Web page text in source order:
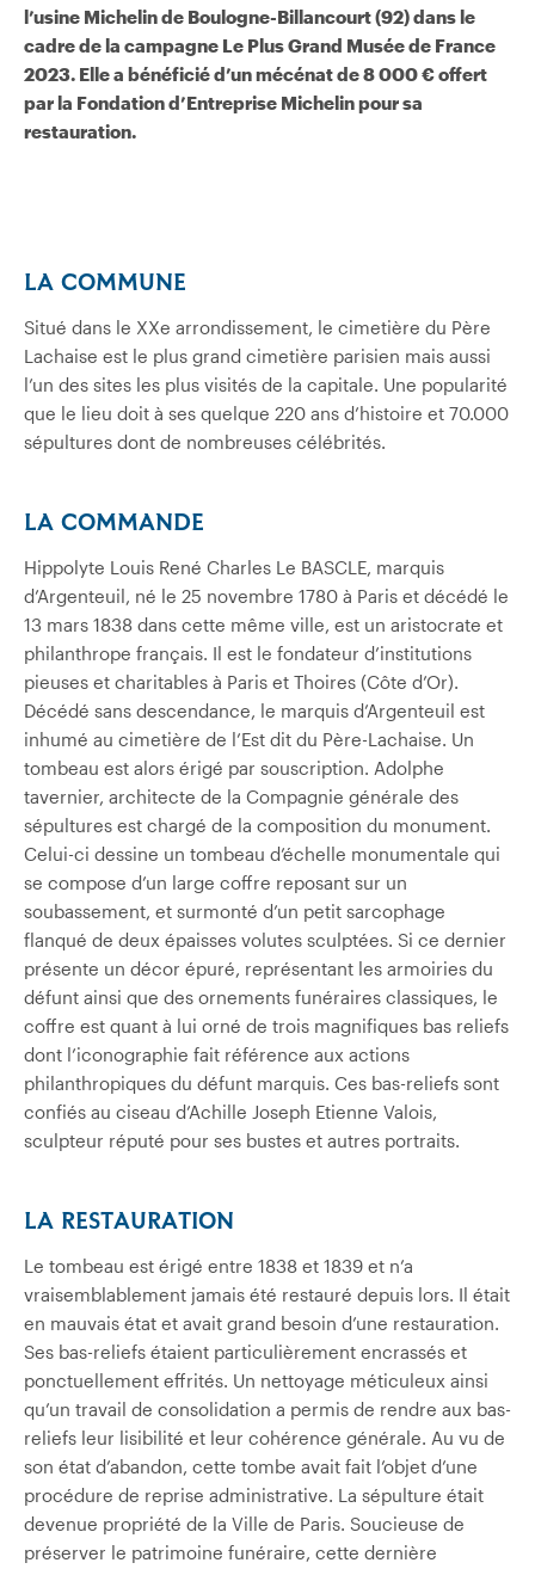
l’usine Michelin de Boulogne-Billancourt (92) dans le
cadre de la campagne Le Plus Grand Musée de France
2023. Elle a bénéficié d’un mécénat de 8 000 € offert
par la Fondation d’Entreprise Michelin pour sa
restauration.
LA COMMUNE
Situé dans le XXe arrondissement, le cimetière du Père
Lachaise est le plus grand cimetière parisien mais aussi
l’un des sites les plus visités de la capitale. Une popularité
que le lieu doit à ses quelque 220 ans d’histoire et 70.000
sépultures dont de nombreuses célébrités.
LA COMMANDE
Hippolyte Louis René Charles Le BASCLE, marquis
d’Argenteuil, né le 25 novembre 1780 à Paris et décédé le
13 mars 1838 dans cette même ville, est un aristocrate et
philanthrope français. Il est le fondateur d’institutions
pieuses et charitables à Paris et Thoires (Côte d’Or).
Décédé sans descendance, le marquis d’Argenteuil est
inhumé au cimetière de l’Est dit du Père-Lachaise. Un
tombeau est alors érigé par souscription. Adolphe
tavernier, architecte de la Compagnie générale des
sépultures est chargé de la composition du monument.
Celui-ci dessine un tombeau d’échelle monumentale qui
se compose d’un large coffre reposant sur un
soubassement, et surmonté d’un petit sarcophage
flanqué de deux épaisses volutes sculptées. Si ce dernier
présente un décor épuré, représentant les armoiries du
défunt ainsi que des ornements funéraires classiques, le
coffre est quant à lui orné de trois magnifiques bas reliefs
dont l’iconographie fait référence aux actions
philanthropiques du défunt marquis. Ces bas-reliefs sont
confiés au ciseau d’Achille Joseph Etienne Valois,
sculpteur réputé pour ses bustes et autres portraits.
LA RESTAURATION
Le tombeau est érigé entre 1838 et 1839 et n’a
vraisemblablement jamais été restauré depuis lors. Il était
en mauvais état et avait grand besoin d’une restauration.
Ses bas-reliefs étaient particulièrement encrassés et
ponctuellement effrités. Un nettoyage méticuleux ainsi
qu’un travail de consolidation a permis de rendre aux bas-
reliefs leur lisibilité et leur cohérence générale. Au vu de
son état d’abandon, cette tombe avait fait l’objet d’une
procédure de reprise administrative. La sépulture était
devenue propriété de la Ville de Paris. Soucieuse de
préserver le patrimoine funéraire, cette dernière